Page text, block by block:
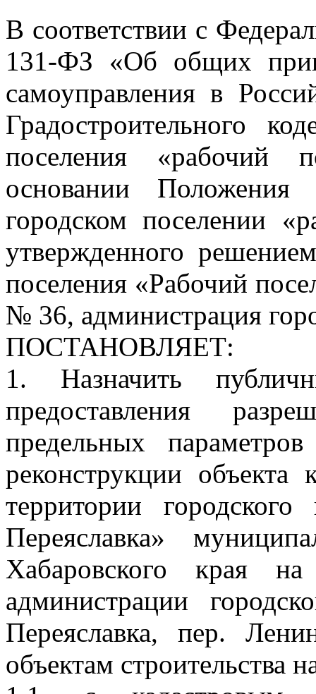
В соответствии с
131-ФЗ «Об общих
самоуправления в
Градостроительного
поселения «рабочий
основании
городском поселении
утвержденного
поселения «Рабочий
№ 36, администрация
ПОСТАНОВЛЯЕТ:
1. Назначить
предоставления
предельных параметров
реконструкции объекта
территории
Переяславка»
Хабаровского края
администрации
Переяславка, пер.
объектам строительства